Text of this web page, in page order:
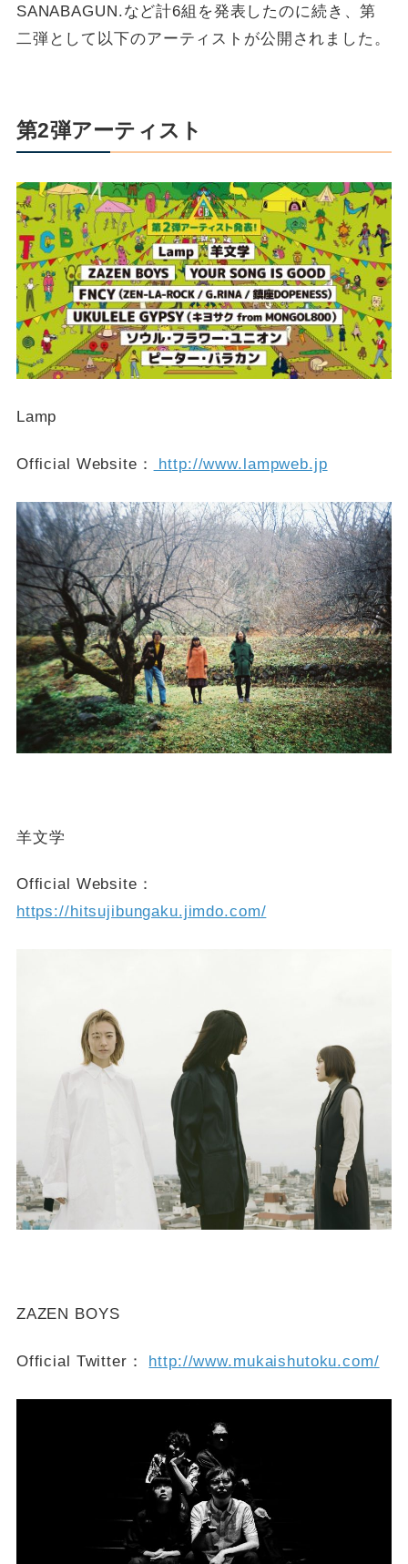
SANABAGUN.など計6組を発表したのに続き、第
二弾として以下のアーティストが公開されました。
第2弾アーティスト
Lamp
Official Website： http://www.lampweb.jp
羊文学
Official Website：
https://hitsujibungaku.jimdo.com/
ZAZEN BOYS
Official Twitter： http://www.mukaishutoku.com/